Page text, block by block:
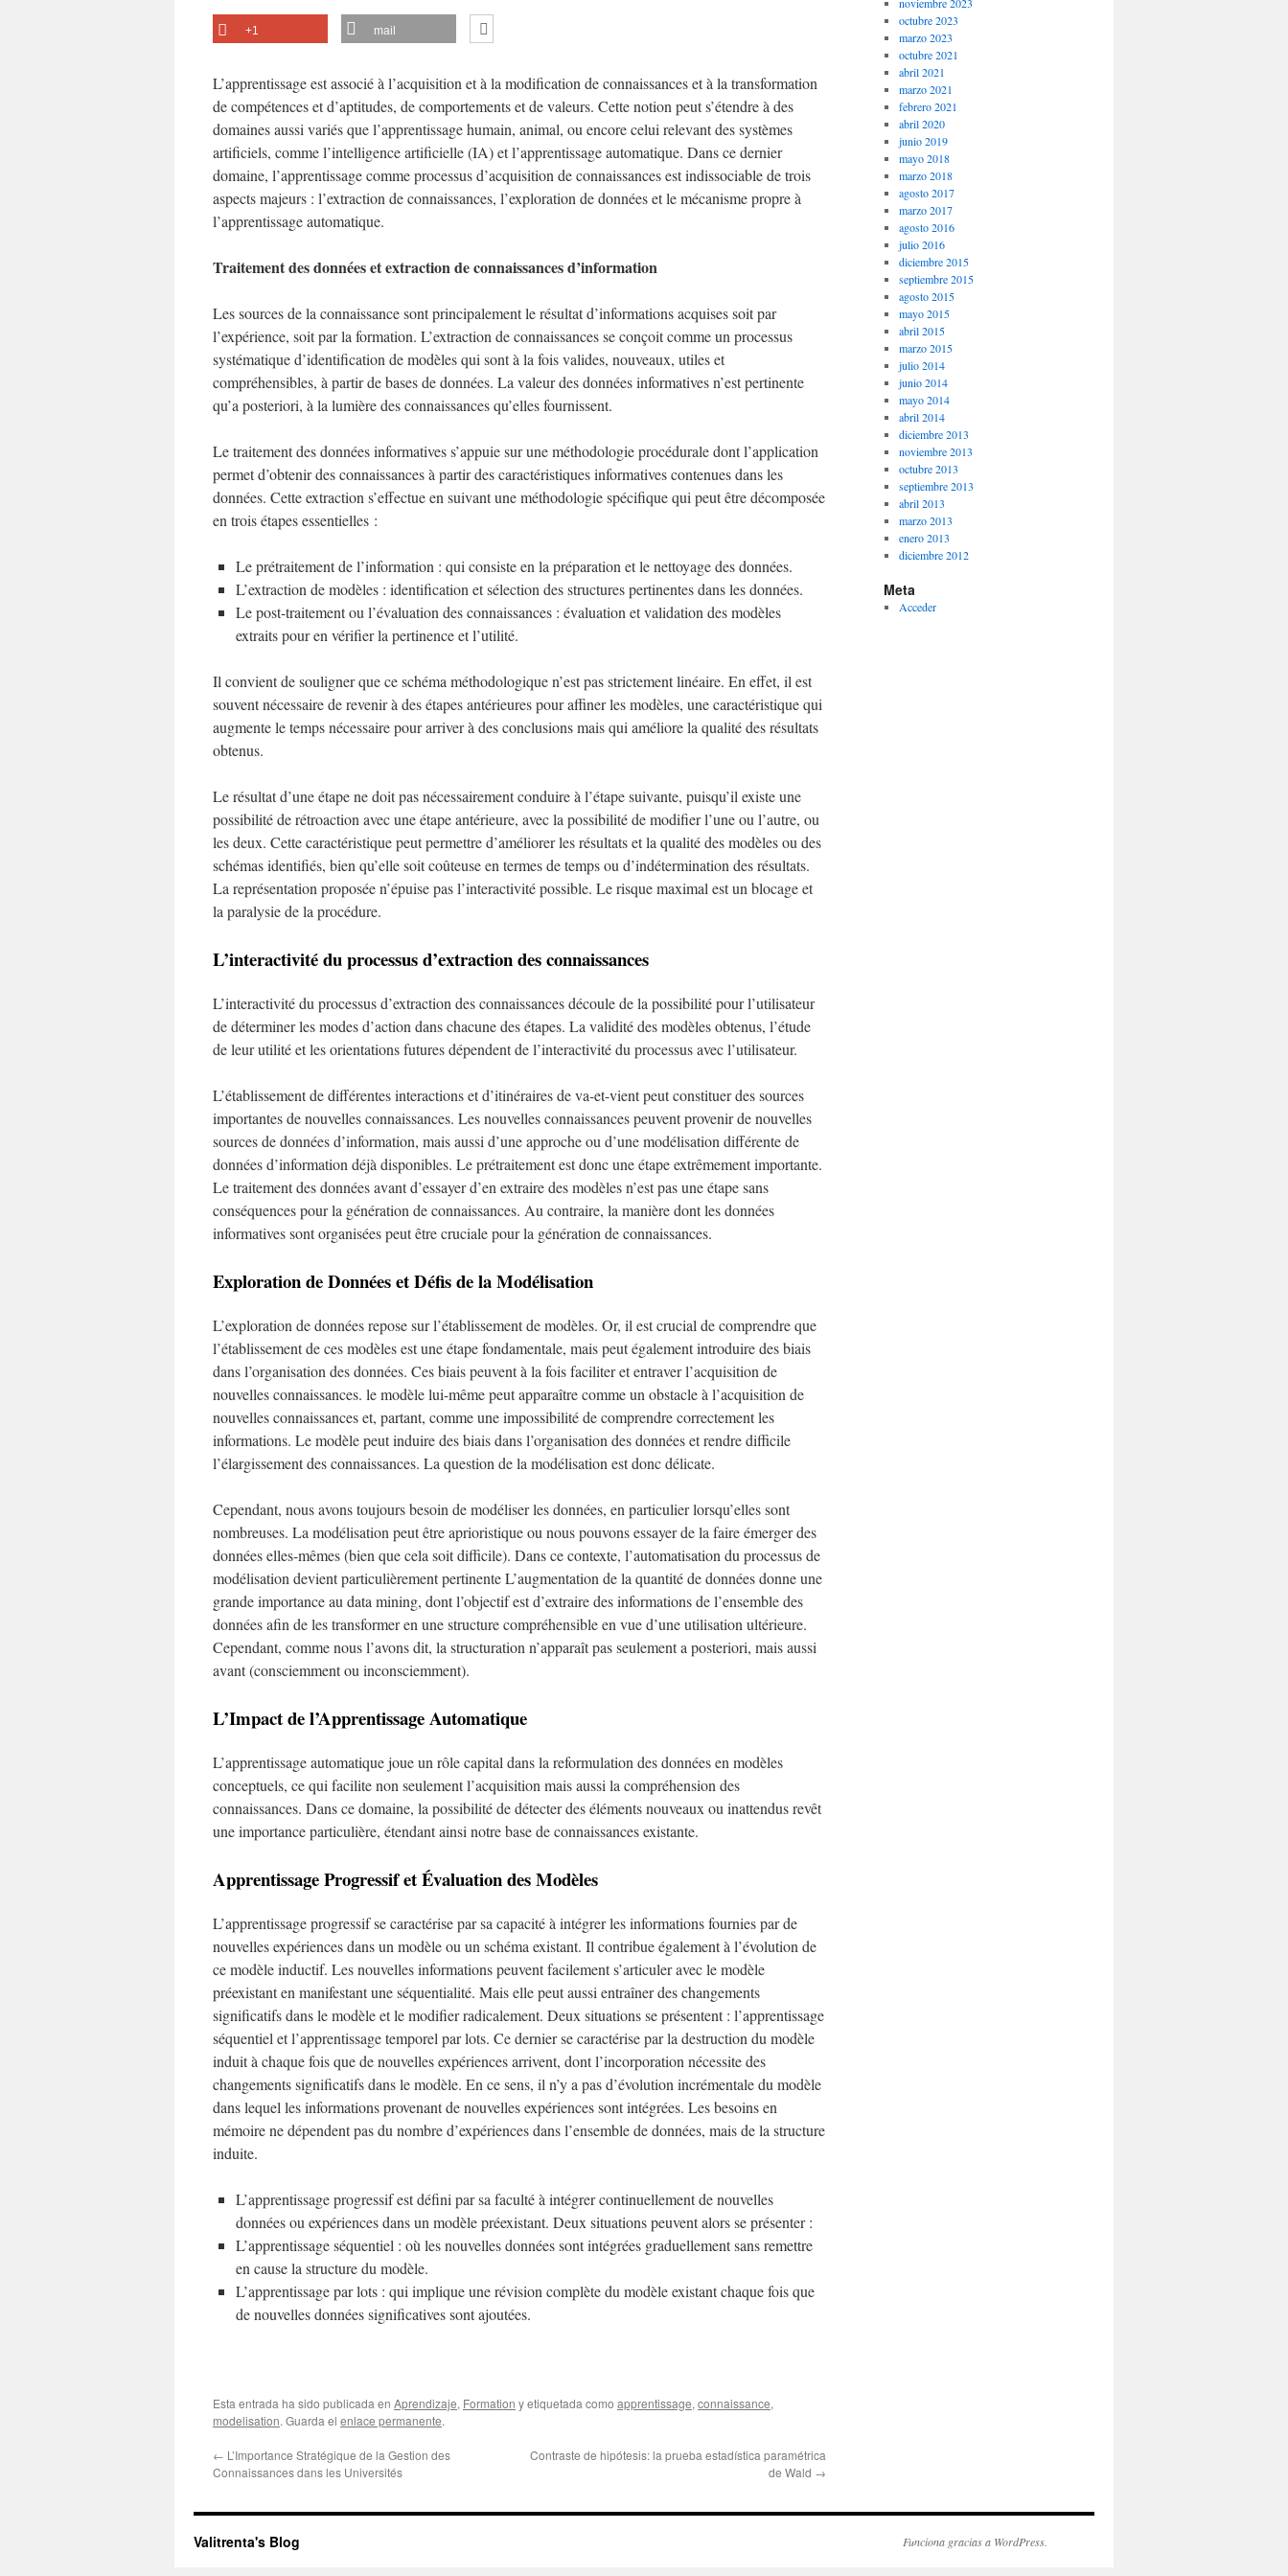
+1 mail
L’apprentissage est associé à l’acquisition et à la modification de connaissances et à la transformation
de compétences et d’aptitudes, de comportements et de valeurs. Cette notion peut s’étendre à des
domaines aussi variés que l’apprentissage humain, animal, ou encore celui relevant des systèmes
artificiels, comme l’intelligence artificielle (IA) et l’apprentissage automatique. Dans ce dernier
domaine, l’apprentissage comme processus d’acquisition de connaissances est indissociable de trois
aspects majeurs : l’extraction de connaissances, l’exploration de données et le mécanisme propre à
l’apprentissage automatique.
Traitement des données et extraction de connaissances d’information
Les sources de la connaissance sont principalement le résultat d’informations acquises soit par
l’expérience, soit par la formation. L’extraction de connaissances se conçoit comme un processus
systématique d’identification de modèles qui sont à la fois valides, nouveaux, utiles et
compréhensibles, à partir de bases de données. La valeur des données informatives n’est pertinente
qu’a posteriori, à la lumière des connaissances qu’elles fournissent.
Le traitement des données informatives s’appuie sur une méthodologie procédurale dont l’application
permet d’obtenir des connaissances à partir des caractéristiques informatives contenues dans les
données. Cette extraction s’effectue en suivant une méthodologie spécifique qui peut être décomposée
en trois étapes essentielles :
Le prétraitement de l’information : qui consiste en la préparation et le nettoyage des données.
L’extraction de modèles : identification et sélection des structures pertinentes dans les données.
Le post-traitement ou l’évaluation des connaissances : évaluation et validation des modèles
extraits pour en vérifier la pertinence et l’utilité.
Il convient de souligner que ce schéma méthodologique n’est pas strictement linéaire. En effet, il est
souvent nécessaire de revenir à des étapes antérieures pour affiner les modèles, une caractéristique qui
augmente le temps nécessaire pour arriver à des conclusions mais qui améliore la qualité des résultats
obtenus.
Le résultat d’une étape ne doit pas nécessairement conduire à l’étape suivante, puisqu’il existe une
possibilité de rétroaction avec une étape antérieure, avec la possibilité de modifier l’une ou l’autre, ou
les deux. Cette caractéristique peut permettre d’améliorer les résultats et la qualité des modèles ou des
schémas identifiés, bien qu’elle soit coûteuse en termes de temps ou d’indétermination des résultats.
La représentation proposée n’épuise pas l’interactivité possible. Le risque maximal est un blocage et
la paralysie de la procédure.
L’interactivité du processus d’extraction des connaissances
L’interactivité du processus d’extraction des connaissances découle de la possibilité pour l’utilisateur
de déterminer les modes d’action dans chacune des étapes. La validité des modèles obtenus, l’étude
de leur utilité et les orientations futures dépendent de l’interactivité du processus avec l’utilisateur.
L’établissement de différentes interactions et d’itinéraires de va-et-vient peut constituer des sources
importantes de nouvelles connaissances. Les nouvelles connaissances peuvent provenir de nouvelles
sources de données d’information, mais aussi d’une approche ou d’une modélisation différente de
données d’information déjà disponibles. Le prétraitement est donc une étape extrêmement importante.
Le traitement des données avant d’essayer d’en extraire des modèles n’est pas une étape sans
conséquences pour la génération de connaissances. Au contraire, la manière dont les données
informatives sont organisées peut être cruciale pour la génération de connaissances.
Exploration de Données et Défis de la Modélisation
L’exploration de données repose sur l’établissement de modèles. Or, il est crucial de comprendre que
l’établissement de ces modèles est une étape fondamentale, mais peut également introduire des biais
dans l’organisation des données. Ces biais peuvent à la fois faciliter et entraver l’acquisition de
nouvelles connaissances. le modèle lui-même peut apparaître comme un obstacle à l’acquisition de
nouvelles connaissances et, partant, comme une impossibilité de comprendre correctement les
informations. Le modèle peut induire des biais dans l’organisation des données et rendre difficile
l’élargissement des connaissances. La question de la modélisation est donc délicate.
Cependant, nous avons toujours besoin de modéliser les données, en particulier lorsqu’elles sont
nombreuses. La modélisation peut être aprioristique ou nous pouvons essayer de la faire émerger des
données elles-mêmes (bien que cela soit difficile). Dans ce contexte, l’automatisation du processus de
modélisation devient particulièrement pertinente L’augmentation de la quantité de données donne une
grande importance au data mining, dont l’objectif est d’extraire des informations de l’ensemble des
données afin de les transformer en une structure compréhensible en vue d’une utilisation ultérieure.
Cependant, comme nous l’avons dit, la structuration n’apparaît pas seulement a posteriori, mais aussi
avant (consciemment ou inconsciemment).
L’Impact de l’Apprentissage Automatique
L’apprentissage automatique joue un rôle capital dans la reformulation des données en modèles
conceptuels, ce qui facilite non seulement l’acquisition mais aussi la compréhension des
connaissances. Dans ce domaine, la possibilité de détecter des éléments nouveaux ou inattendus revêt
une importance particulière, étendant ainsi notre base de connaissances existante.
Apprentissage Progressif et Évaluation des Modèles
L’apprentissage progressif se caractérise par sa capacité à intégrer les informations fournies par de
nouvelles expériences dans un modèle ou un schéma existant. Il contribue également à l’évolution de
ce modèle inductif. Les nouvelles informations peuvent facilement s’articuler avec le modèle
préexistant en manifestant une séquentialité. Mais elle peut aussi entraîner des changements
significatifs dans le modèle et le modifier radicalement. Deux situations se présentent : l’apprentissage
séquentiel et l’apprentissage temporel par lots. Ce dernier se caractérise par la destruction du modèle
induit à chaque fois que de nouvelles expériences arrivent, dont l’incorporation nécessite des
changements significatifs dans le modèle. En ce sens, il n’y a pas d’évolution incrémentale du modèle
dans lequel les informations provenant de nouvelles expériences sont intégrées. Les besoins en
mémoire ne dépendent pas du nombre d’expériences dans l’ensemble de données, mais de la structure
induite.
L’apprentissage progressif est défini par sa faculté à intégrer continuellement de nouvelles
données ou expériences dans un modèle préexistant. Deux situations peuvent alors se présenter :
L’apprentissage séquentiel : où les nouvelles données sont intégrées graduellement sans remettre
en cause la structure du modèle.
L’apprentissage par lots : qui implique une révision complète du modèle existant chaque fois que
de nouvelles données significatives sont ajoutées.
Esta entrada ha sido publicada en Aprendizaje, Formation y etiquetada como apprentissage, connaissance,
modelisation. Guarda el enlace permanente.
← L’Importance Stratégique de la Gestion des
Connaissances dans les Universités
Contraste de hipótesis: la prueba estadística paramétrica
de Wald →
octubre 2023
marzo 2023
octubre 2021
abril 2021
marzo 2021
febrero 2021
abril 2020
junio 2019
mayo 2018
marzo 2018
agosto 2017
marzo 2017
agosto 2016
julio 2016
diciembre 2015
septiembre 2015
agosto 2015
mayo 2015
abril 2015
marzo 2015
julio 2014
junio 2014
mayo 2014
abril 2014
diciembre 2013
noviembre 2013
octubre 2013
septiembre 2013
abril 2013
marzo 2013
enero 2013
diciembre 2012
Meta
Acceder
Valitrenta's Blog Funciona gracias a WordPress.